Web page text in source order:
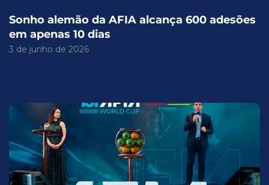
Sonho alemão da AFIA alcança 600 adesões
em apenas 10 dias
3 de junho de 2026